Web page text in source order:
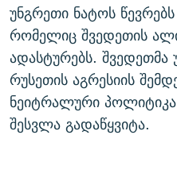
უნგრეთი ნატოს
რომელიც შვედეთის
ადასტურებს. შვედეთმა
რუსეთის აგრესიის
ნეიტრალური
შესვლა გადაწყვიტა.